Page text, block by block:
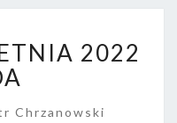
2022
Chrzanowski